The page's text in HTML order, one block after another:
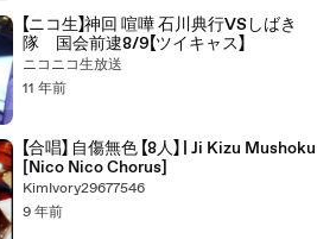
【ニコ生】神回 喧嘩 石川典行VSしばき
隊 国会前逮8/9【ツイキャス】
ニコニコ生放送
11 年前
【合唱】 自傷無色 【8人】 | Ji Kizu Mushoku
[Nico Nico Chorus]
KimIvory29677546
9 年前